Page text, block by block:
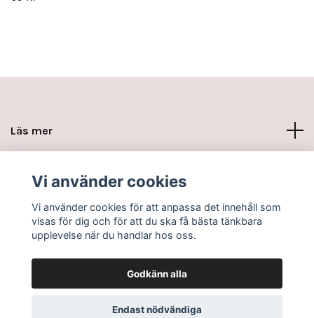
Läs mer
© 2026 www.minikottarna.se
Vi använder cookies
Vi använder cookies för att anpassa det innehåll som
visas för dig och för att du ska få bästa tänkbara
upplevelse när du handlar hos oss.
Godkänn alla
Endast nödvändiga